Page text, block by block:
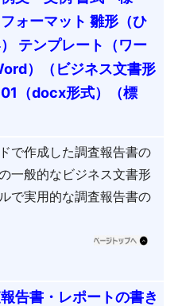
ォーマット 雛形（ひ
テンプレート（ワー
）（ビジネス文書形
（docx形式）（標
で作成した調査報告書の
一般的なビジネス文書形
で実用的な調査報告書の
告書・レポートの書き